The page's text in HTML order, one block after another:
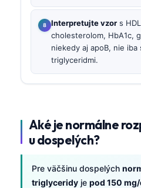
Interpretujte vzor s
cholesterolom, HbA1c,
niekedy aj apoB, nie iba
triglyceridmi.
Aké je normálne
u dospelých?
Pre väčšinu dospelých
triglyceridy je pod 150